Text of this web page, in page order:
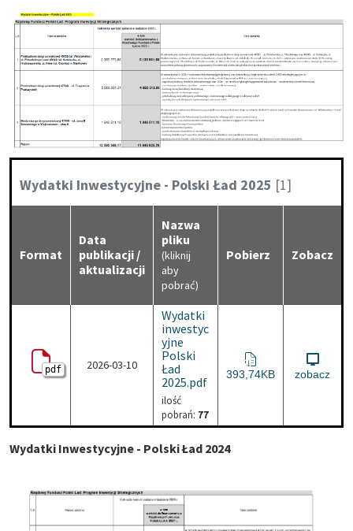
Kategoria:
Wydatki Inwestycyjne - Polski Ład 2025 [1]
Format
Data
publikacji /
aktualizacji
Nazwa
pliku
(kliknij
aby
pobrać)
Pobierz Zobacz
pdf 2026-03-10
Wydatki
inwestyc
yjne
Polski
Ład
2025.pdf
ilość
pobrań: 77
Wydatki inwestycyjne
393,74KB zobacz
Wydatki Inwestycyjne - Polski Ład 2024